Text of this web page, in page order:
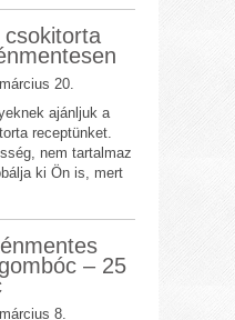
csokitorta
20.
ajánljuk a
receptünket.
nem tartalmaz
ki Ön is, mert
– 25
8.